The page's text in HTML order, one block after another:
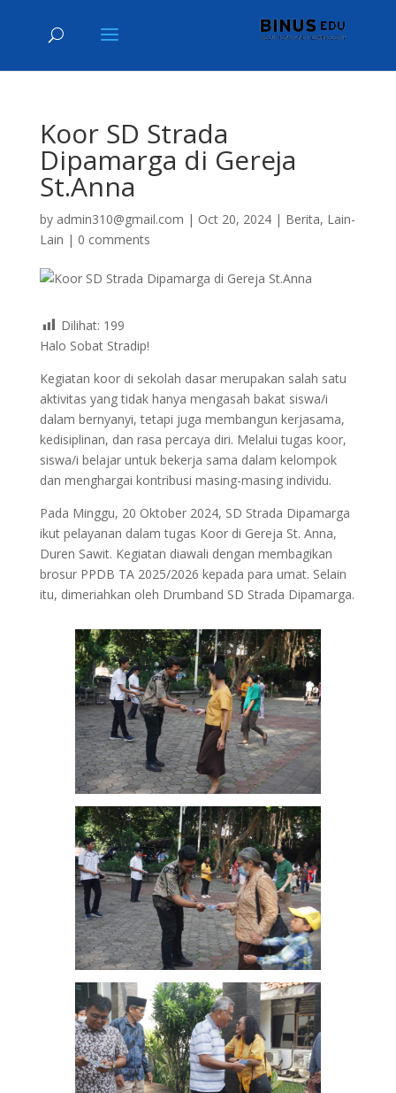
Koor SD Strada
Dipamarga di Gereja
St.Anna
by admin310@gmail.com | Oct 20, 2024| Berita, Lain-
Lain | 0 comments
Dilihat: 199
Halo Sobat Stradip!
Kegiatan koor di sekolah dasar merupakan salah satu
aktivitas yang tidak hanya mengasah bakat siswa/i
dalam bernyanyi, tetapi juga membangun kerjasama,
kedisiplinan, dan rasa percaya diri. Melalui tugas koor,
siswa/i belajar untuk bekerja sama dalam kelompok
dan menghargai kontribusi masing-masing individu.
Pada Minggu, 20 Oktober 2024, SD Strada Dipamarga
ikut pelayanan dalam tugas Koor di Gereja St. Anna,
Duren Sawit. Kegiatan diawali dengan membagikan
brosur PPDB TA 2025/2026 kepada para umat. Selain
itu, dimeriahkan oleh Drumband SD Strada Dipamarga.